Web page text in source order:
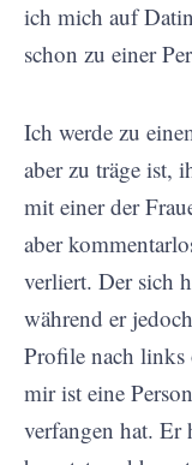
ich mich auf
schon zu einer
Ich werde zu
aber zu träge ist,
mit einer der
aber
verliert. Der sich
während er
Profile nach links
mir ist eine
verfangen hat. Er